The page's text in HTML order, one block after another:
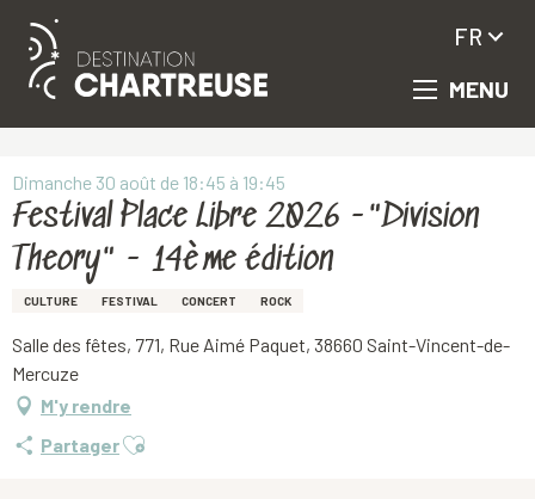
Aller
principal
MENU
FR
Dimanche 30 août de 18:45 à 19:45
Festival Place Libre 2026 -"Division
Theory" - 14ème édition
CULTURE FESTIVAL CONCERT ROCK
Salle des fêtes, 771, Rue Aimé Paquet, 38660 Saint-Vincent-de-
Mercuze
M'y rendre
PartagerAjouter aux favoris